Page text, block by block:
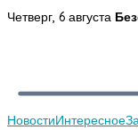
Перейти
Четверг, 6 августа
НовостиИнтересное